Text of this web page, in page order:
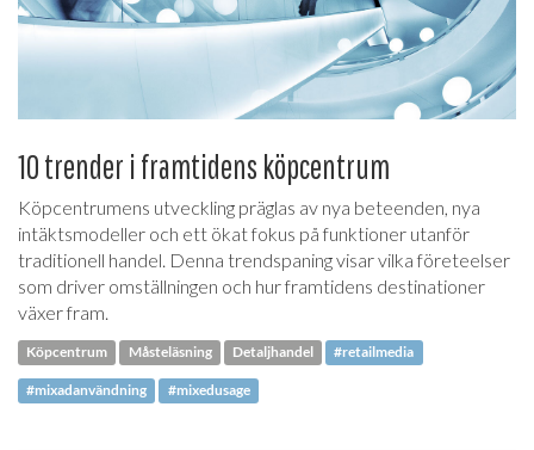
10 trender i framtidens köpcentrum
Köpcentrumens utveckling präglas av nya beteenden, nya
intäktsmodeller och ett ökat fokus på funktioner utanför
traditionell handel. Denna trendspaning visar vilka företeelser
som driver omställningen och hur framtidens destinationer
växer fram.
Köpcentrum Måsteläsning Detaljhandel #retailmedia
#mixadanvändning #mixedusage